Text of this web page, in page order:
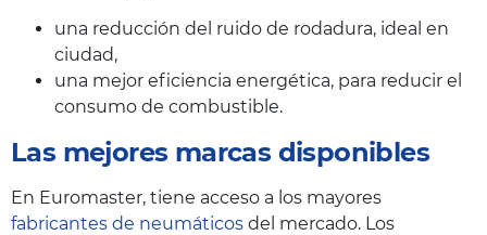
una reducción del ruido de rodadura, ideal en
ciudad,
una mejor eficiencia energética, para reducir el
consumo de combustible.
Las mejores marcas disponibles
En Euromaster, tiene acceso a los mayores
fabricantes de neumáticos del mercado. Los